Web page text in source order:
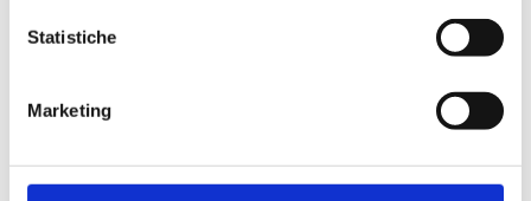
Statistiche
Marketing
Beschreibung
Dokumentation